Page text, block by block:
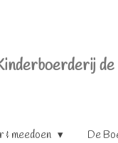
& meedoen De